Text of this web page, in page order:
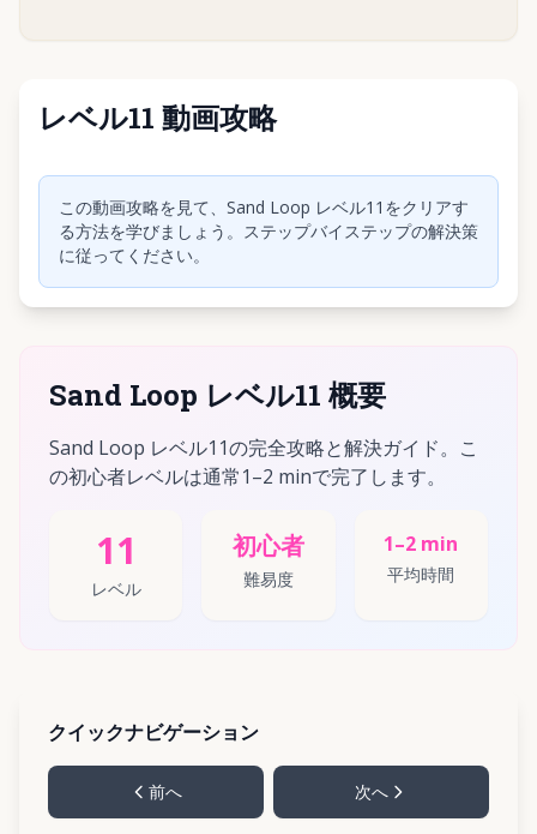
レベル11 動画攻略
クリックして動画を再生
この動画攻略を見て、Sand Loop レベル11をクリアす
る方法を学びましょう。ステップバイステップの解決策
に従ってください。
Sand Loop レベル11 概要
Sand Loop レベル11の完全攻略と解決ガイド。こ
の初心者レベルは通常1–2 minで完了します。
11
レベル
初心者
難易度
1–2 min
平均時間
クイックナビゲーション
前へ 次へ